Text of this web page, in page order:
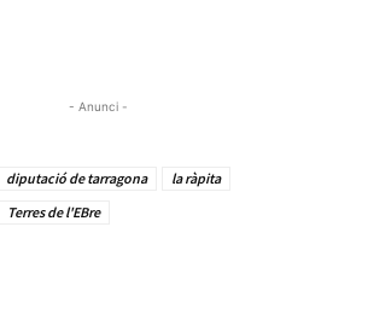
- Anunci -
diputació de tarragona
la ràpita
Terres de l'EBre